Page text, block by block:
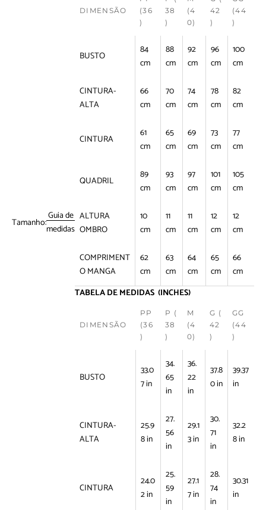
Tamanho:Guia de
medidas
DIMENSÃO
(36
)
38
)
(4
0)
42
)
(44
)
BUSTO
84
cm
88
cm
92
cm
96
cm
100
cm
CINTURA-
ALTA
66
cm
70
cm
74
cm
78
cm
82
cm
CINTURA
61
cm
65
cm
69
cm
73
cm
77
cm
QUADRIL
89
cm
93
cm
97
cm
101
cm
105
cm
ALTURA
OMBRO
10
cm
11
cm
11
cm
12
cm
12
cm
COMPRIMENT
O MANGA
62
cm
63
cm
64
cm
65
cm
66
cm
TABELA DE MEDIDAS (INCHES)
DIMENSÃO
PP
(36
)
P (
38
)
M
(4
0)
G (
42
)
GG
(44
)
BUSTO
33.0
7 in
34.
65
in
36.
22
in
37.8
0 in
39.37
in
CINTURA-
ALTA
25.9
8 in
27.
56
in
29.1
3 in
30.
71
in
32.2
8 in
CINTURA
24.0
2 in
25.
59
in
27.1
7 in
28.
74
in
30.31
in